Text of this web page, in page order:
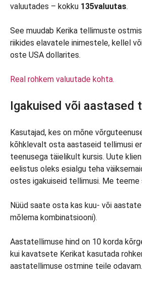
valuutades – kokku 135valuutas.
See muudab Kerika tellimuste
riikides elavatele inimestele, kellel
oste USA dollarites.
Real rohkem valuutade kohta.
Igakuised või aastased
Kasutajad, kes on mõne
kõhklevalt osta aastaseid tellimusi
teenusega täielikult kursis. Uute
eelistus oleks esialgu teha
ostes igakuiseid tellimusi. Me teeme
Nüüd saate osta kas kuu- või
mõlema kombinatsiooni).
Aastatellimuse hind on 10 korda
kui kavatsete Kerikat kasutada
aastatellimuse ostmine teile odavam.